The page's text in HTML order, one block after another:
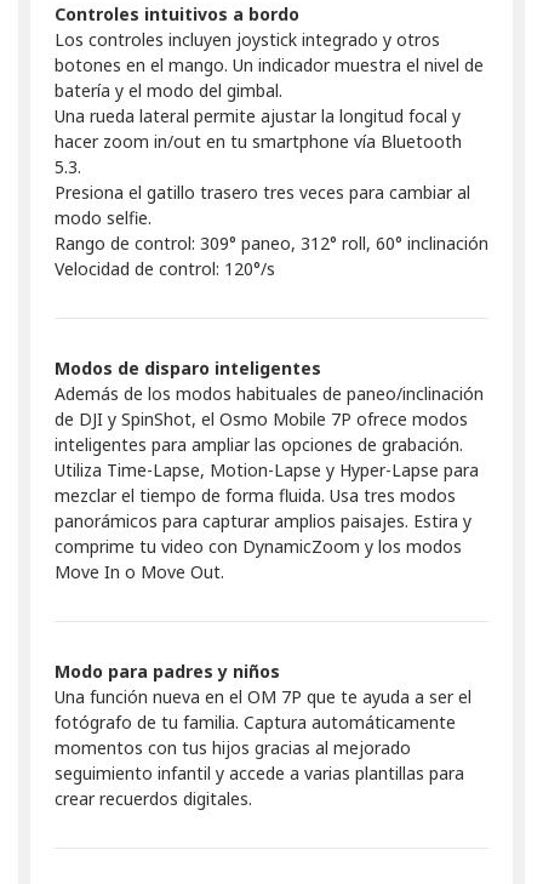
Controles intuitivos a bordo
Los controles incluyen joystick integrado y otros
botones en el mango. Un indicador muestra el nivel de
batería y el modo del gimbal.
Una rueda lateral permite ajustar la longitud focal y
hacer zoom in/out en tu smartphone vía Bluetooth
5.3.
Presiona el gatillo trasero tres veces para cambiar al
modo selfie.
Rango de control: 309° paneo, 312° roll, 60° inclinación
Velocidad de control: 120°/s
Modos de disparo inteligentes
Además de los modos habituales de paneo/inclinación
de DJI y SpinShot, el Osmo Mobile 7P ofrece modos
inteligentes para ampliar las opciones de grabación.
Utiliza Time-Lapse, Motion-Lapse y Hyper-Lapse para
mezclar el tiempo de forma fluida. Usa tres modos
panorámicos para capturar amplios paisajes. Estira y
comprime tu video con DynamicZoom y los modos
Move In o Move Out.
Modo para padres y niños
Una función nueva en el OM 7P que te ayuda a ser el
fotógrafo de tu familia. Captura automáticamente
momentos con tus hijos gracias al mejorado
seguimiento infantil y accede a varias plantillas para
crear recuerdos digitales.